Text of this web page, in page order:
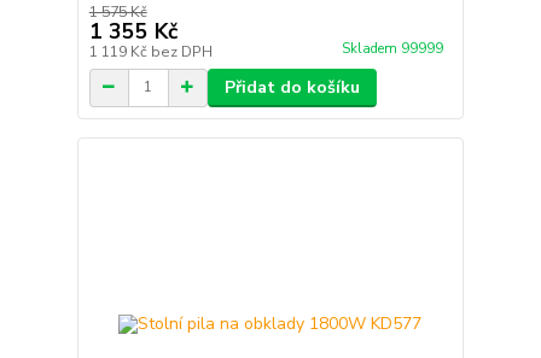
1 575 Kč
1 355 Kč
1 119 Kč bez DPH Skladem 99999
Přidat do košíku